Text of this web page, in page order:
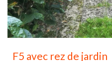
F5 avec rez de jardin